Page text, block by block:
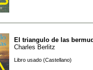
El triangulo de las
Charles Berlitz
Libro usado (Castellano)